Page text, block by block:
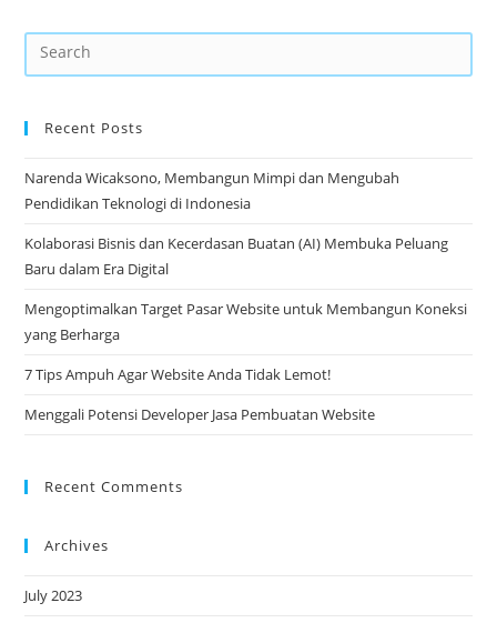
Recent Posts
Narenda Wicaksono, Membangun Mimpi dan Mengubah
Pendidikan Teknologi di Indonesia
Kolaborasi Bisnis dan Kecerdasan Buatan (AI) Membuka Peluang
Baru dalam Era Digital
Mengoptimalkan Target Pasar Website untuk Membangun Koneksi
yang Berharga
7 Tips Ampuh Agar Website Anda Tidak Lemot!
Menggali Potensi Developer Jasa Pembuatan Website
Recent Comments
Archives
July 2023